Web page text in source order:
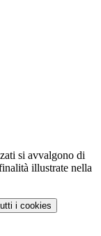
si avvalgono di
illustrate nella
i cookies